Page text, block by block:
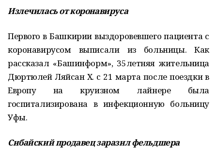
Излечилась от коронавируса
Первого в Башкирии выздоровевшего пациента с
коронавирусом выписали из больницы. Как
рассказал «Башинформ», 35­летняя жительница
Дюртюлей Ляйсан Х. с 21 марта после поездки в
Европу на круизном лайнере была
госпитализирована в инфекционную больницу
Уфы.
Сибайский продавец заразил фельдшера